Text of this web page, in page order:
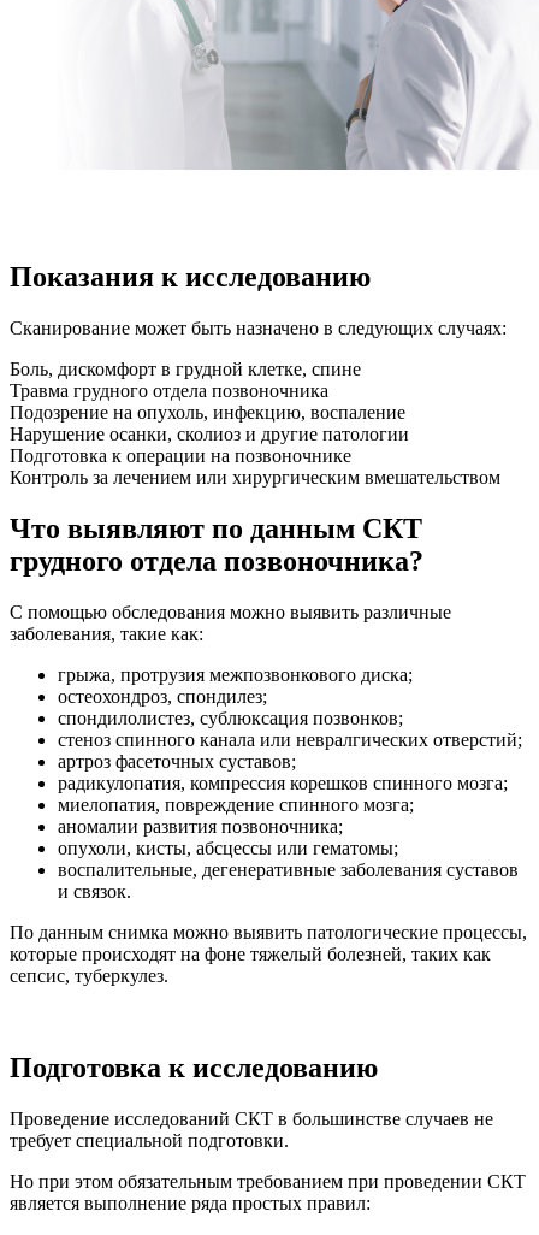
Показания к исследованию
Сканирование может быть назначено в следующих случаях:
Боль, дискомфорт в грудной клетке, спине
Травма грудного отдела позвоночника
Подозрение на опухоль, инфекцию, воспаление
Нарушение осанки, сколиоз и другие патологии
Подготовка к операции на позвоночнике
Контроль за лечением или хирургическим вмешательством
Что выявляют по данным СКТ
грудного отдела позвоночника?
С помощью обследования можно выявить различные
заболевания, такие как:
грыжа, протрузия межпозвонкового диска;
остеохондроз, спондилез;
спондилолистез, сублюксация позвонков;
стеноз спинного канала или невралгических отверстий;
артроз фасеточных суставов;
радикулопатия, компрессия корешков спинного мозга;
миелопатия, повреждение спинного мозга;
аномалии развития позвоночника;
опухоли, кисты, абсцессы или гематомы;
воспалительные, дегенеративные заболевания суставов
и связок.
По данным снимка можно выявить патологические процессы,
которые происходят на фоне тяжелый болезней, таких как
сепсис, туберкулез.
Подготовка к исследованию
Проведение исследований СКТ в большинстве случаев не
требует специальной подготовки.
Но при этом обязательным требованием при проведении СКТ
является выполнение ряда простых правил: